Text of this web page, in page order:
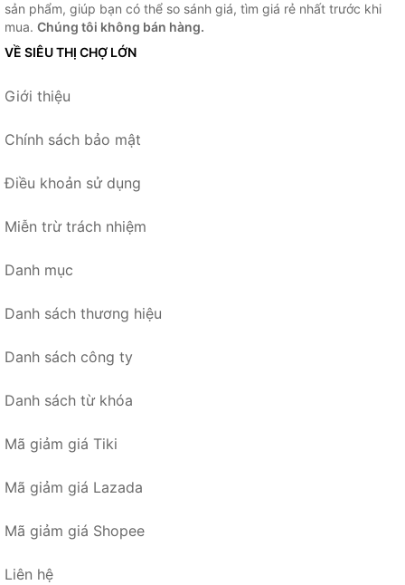
sản phẩm, giúp bạn có thể so sánh giá, tìm giá rẻ nhất trước khi
mua. Chúng tôi không bán hàng.
VỀ SIÊU THỊ CHỢ LỚN
Giới thiệu
Chính sách bảo mật
Điều khoản sử dụng
Miễn trừ trách nhiệm
Danh mục
Danh sách thương hiệu
Danh sách công ty
Danh sách từ khóa
Mã giảm giá Tiki
Mã giảm giá Lazada
Mã giảm giá Shopee
Liên hệ